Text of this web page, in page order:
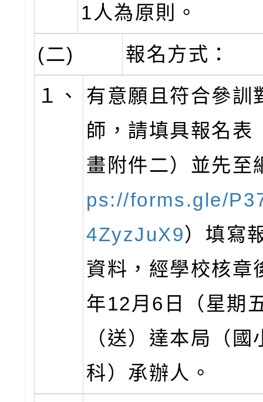
1人為原則。
(二)
報名方式：
１、
有意願且符合參訓
師，請填具報名表
畫附件二）並先至
ps://forms.gle/
4ZyzJuX9）填寫
資料，經學校核章
年12月6日（星期
（送）達本局（國
科）承辦人。